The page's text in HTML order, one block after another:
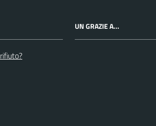
UN GRAZIE A...